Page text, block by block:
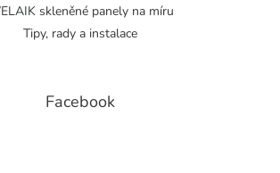
skleněné panely na míru
Tipy, rady a instalace
Facebook